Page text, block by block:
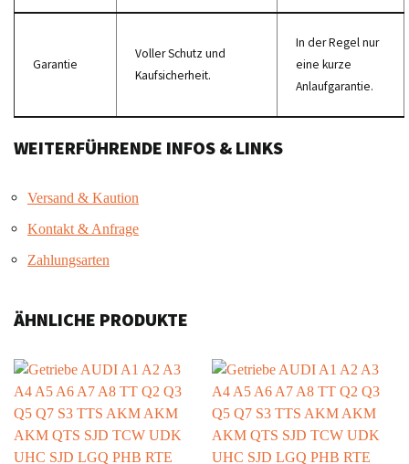
Garantie
Voller Schutz und
Kaufsicherheit.
In der Regel nur
eine kurze
Anlaufgarantie.
WEITERFÜHRENDE INFOS & LINKS
Versand & Kaution
Kontakt & Anfrage
Zahlungsarten
ÄHNLICHE PRODUKTE